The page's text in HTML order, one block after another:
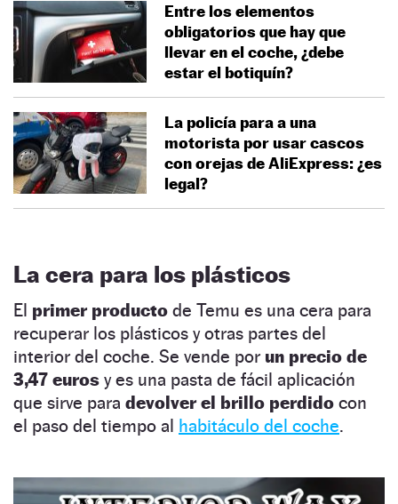
Entre los elementos
obligatorios que hay que
llevar en el coche, ¿debe
estar el botiquín?
La policía para a una
motorista por usar cascos
con orejas de AliExpress: ¿es
legal?
La cera para los plásticos
El primer producto de Temu es una cera para
recuperar los plásticos y otras partes del
interior del coche. Se vende por un precio de
3,47 euros y es una pasta de fácil aplicación
que sirve para devolver el brillo perdido con
el paso del tiempo al habitáculo del coche.